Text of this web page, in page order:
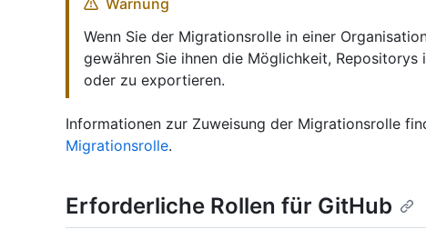
Warnung
Wenn Sie der Migrationsrolle in einer
gewähren Sie ihnen die Möglichkeit,
oder zu exportieren.
Informationen zur Zuweisung der Migrationsrolle
Migrationsrolle.
Erforderliche Rollen für GitHub